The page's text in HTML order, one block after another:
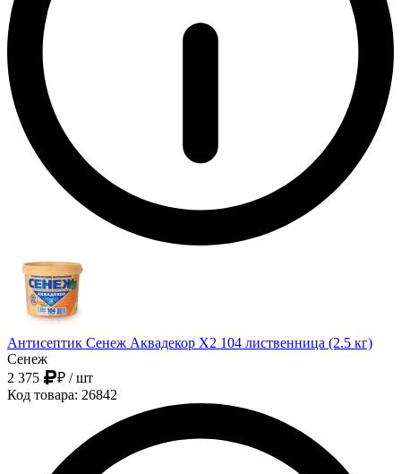
Антисептик Сенеж Аквадекор Х2 104 лиственница (2.5 кг)
Сенеж
2 375
₽ / шт
Код товара: 26842